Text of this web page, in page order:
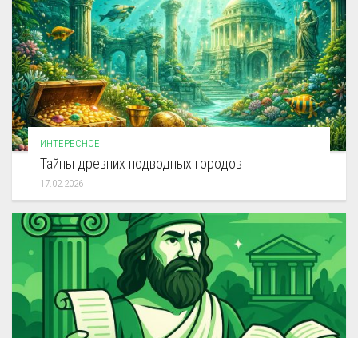
ИНТЕРЕСНОЕ
Тайны древних подводных городов
17.02.2026